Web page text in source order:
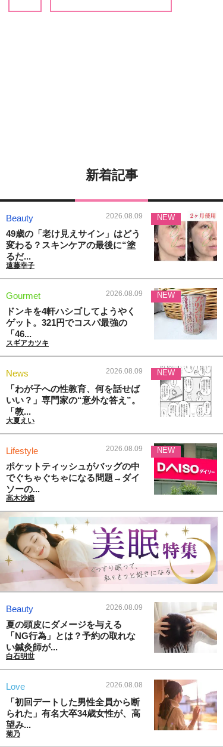
新着記事
Beauty 2026.08.09
49歳の「老け見えサイン」はどう
変わる？スキンケアの最後に“塗
るだ...
遠藤幸子
NEW
Gourmet 2026.08.09
ドンキを4軒ハシゴしてようやく
ゲット。321円でコスパ最強の
「46...
スギアカツキ
NEW
News 2026.08.09
「わが子への性教育、何を話せば
いい？」専門家の“意外な答え”。
「教...
大夏えい
NEW
Lifestyle 2026.08.09
ポケットティッシュがバッグの中
でぐちゃぐちゃになる問題→ダイ
ソーの...
高木沙織
NEW
Beauty 2026.08.09
夏の頭皮にダメージを与える
「NG行為」とは？予約の取れな
い鍼灸師が...
白石明世
Love 2026.08.08
「初回デートした男性全員から断
られた」有名大卒34歳女性が、高
望み...
菊乃